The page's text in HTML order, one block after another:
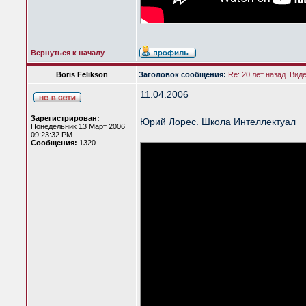
Вернуться к началу
Boris Felikson Заголовок сообщения: Re: 20 лет назад.
Зарегистрирован:
Понедельник 13 Март 2006
09:23:32 PM
Сообщения: 1320
11.04.2006
Юрий Лорес. Школа Интеллектуал